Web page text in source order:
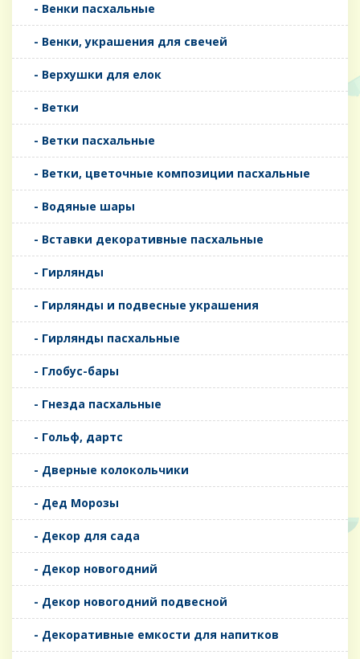
- Венки пасхальные
- Венки, украшения для свечей
- Верхушки для елок
- Ветки
- Ветки пасхальные
- Ветки, цветочные композиции пасхальные
- Водяные шары
- Вставки декоративные пасхальные
- Гирлянды
- Гирлянды и подвесные украшения
- Гирлянды пасхальные
- Глобус-бары
- Гнезда пасхальные
- Гольф, дартс
- Дверные колокольчики
- Дед Морозы
- Декор для сада
- Декор новогодний
- Декор новогодний подвесной
- Декоративные емкости для напитков